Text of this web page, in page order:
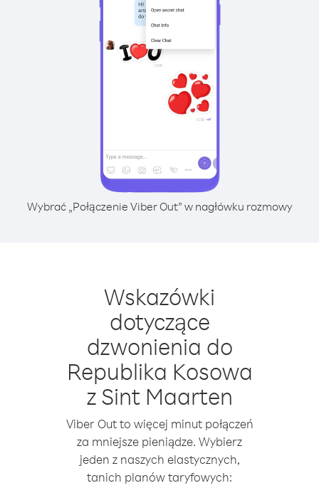
Wybrać „Połączenie Viber Out” w nagłówku rozmowy
Wskazówki
dotyczące
dzwonienia do
Republika Kosowa
z Sint Maarten
Viber Out to więcej minut połączeń
za mniejsze pieniądze. Wybierz
jeden z naszych elastycznych,
tanich planów taryfowych: